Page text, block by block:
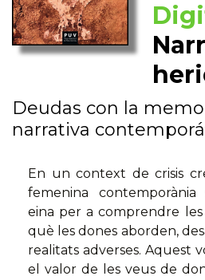
Deudas con la
narrativa
En un context de crisis
femenina
eina per a comprendre
què les dones aborden,
realitats adverses. Aquest
el valor de les veus de